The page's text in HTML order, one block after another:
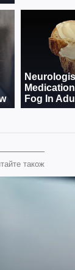
також